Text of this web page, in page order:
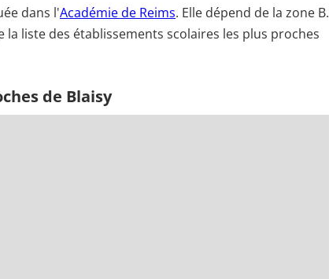
dans l'Académie de Reims. Elle dépend de la zone B.
liste des établissements scolaires les plus proches
de Blaisy